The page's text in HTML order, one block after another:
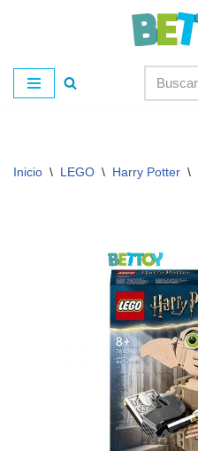
al
contenido
Inicio \ LEGO \ Harry Potter \